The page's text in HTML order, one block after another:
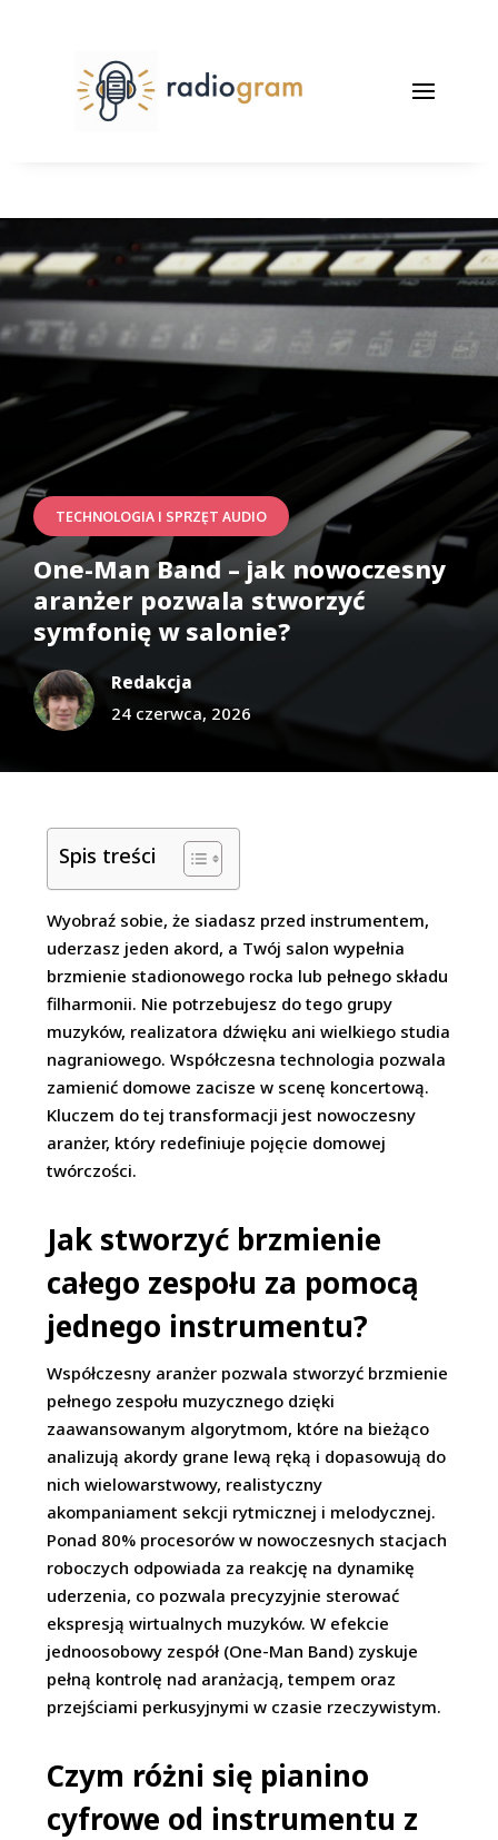
TECHNOLOGIA I SPRZĘT AUDIO
One-Man Band – jak nowoczesny
aranżer pozwala stworzyć
symfonię w salonie?
Redakcja
24 czerwca, 2026
Spis treści
Wyobraź sobie, że siadasz przed instrumentem,
uderzasz jeden akord, a Twój salon wypełnia
brzmienie stadionowego rocka lub pełnego składu
filharmonii. Nie potrzebujesz do tego grupy
muzyków, realizatora dźwięku ani wielkiego studia
nagraniowego. Współczesna technologia pozwala
zamienić domowe zacisze w scenę koncertową.
Kluczem do tej transformacji jest nowoczesny
aranżer, który redefiniuje pojęcie domowej
twórczości.
Jak stworzyć brzmienie
całego zespołu za pomocą
jednego instrumentu?
Współczesny aranżer pozwala stworzyć brzmienie
pełnego zespołu muzycznego dzięki
zaawansowanym algorytmom, które na bieżąco
analizują akordy grane lewą ręką i dopasowują do
nich wielowarstwowy, realistyczny
akompaniament sekcji rytmicznej i melodycznej.
Ponad 80% procesorów w nowoczesnych stacjach
roboczych odpowiada za reakcję na dynamikę
uderzenia, co pozwala precyzyjnie sterować
ekspresją wirtualnych muzyków. W efekcie
jednoosobowy zespół (One-Man Band) zyskuje
pełną kontrolę nad aranżacją, tempem oraz
przejściami perkusyjnymi w czasie rzeczywistym.
Czym różni się pianino
cyfrowe od instrumentu z